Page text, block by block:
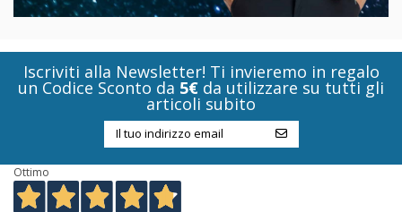
Iscriviti alla Newsletter! Ti invieremo in regalo
un Codice Sconto da 5€ da utilizzare su tutti gli
articoli subito
Ottimo